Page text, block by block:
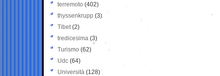
terremoto (402)
thyssenkrupp (3)
Tibet(2)
tredicesima (3)
Turismo (62)
Udc (64)
Università (128)